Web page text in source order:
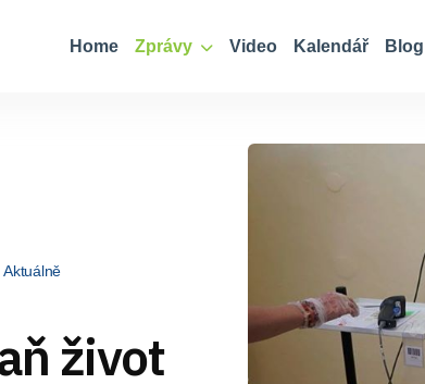
Home Zprávy Video Kalendář Blog
Aktuálně
život